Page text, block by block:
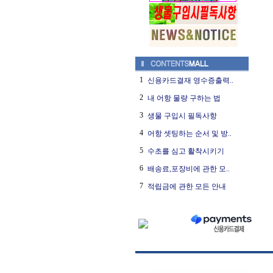
1 신용카드결재 영수증출력..
2 내 어항 물량 구하는 법
3 생물 구입시 필독사항
4 어항 셋팅하는 순서 및 방..
5 수초를 심고 활착시키기
6 배송료,포장비에 관한 모..
7 적립금에 관한 모든 안내